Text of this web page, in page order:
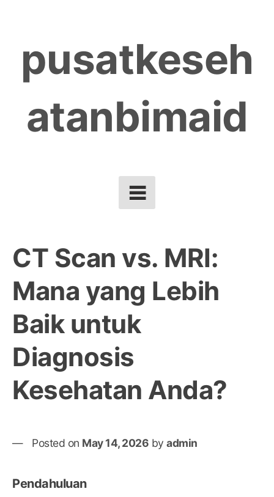
content
pusatkeseh
atanbimaid
CT Scan vs. MRI:
Mana yang Lebih
Baik untuk
Diagnosis
Kesehatan Anda?
Posted on May 14, 2026 by admin
Pendahuluan